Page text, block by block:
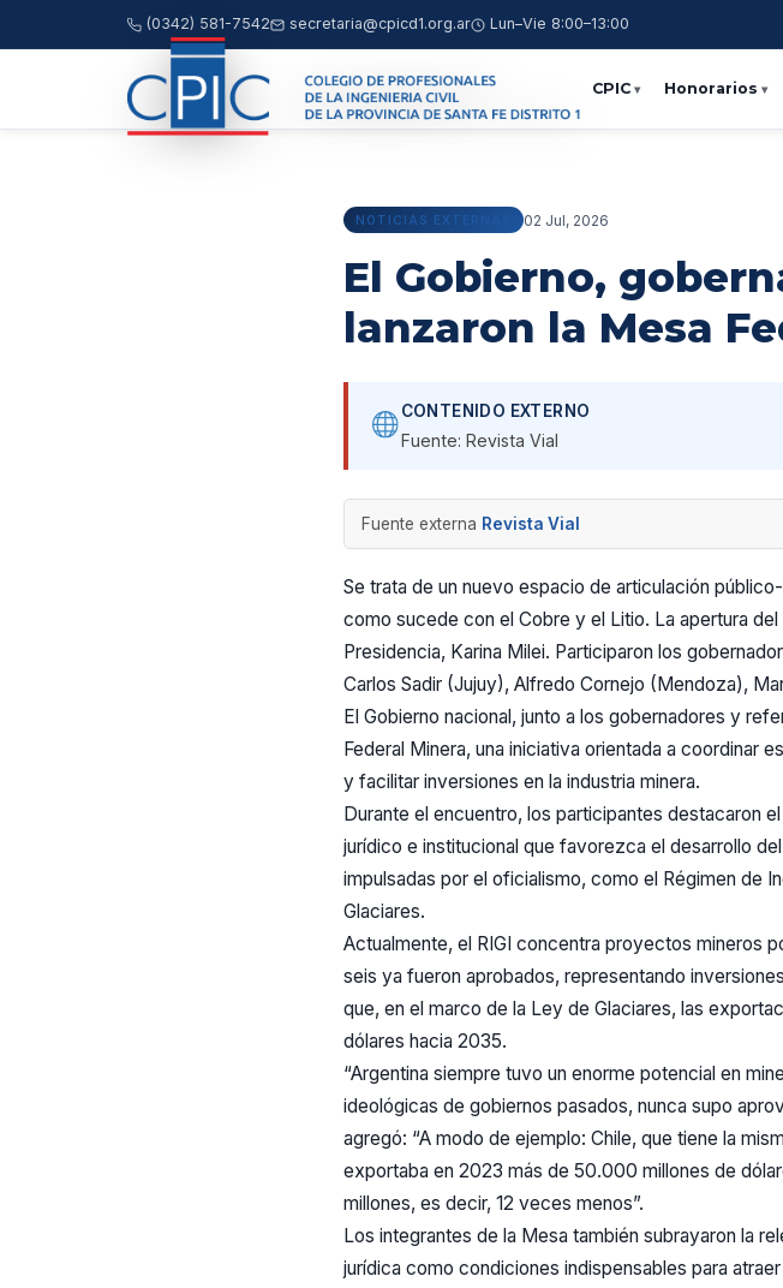
(0342) 581-7542 secretaria@cpicd1.org.ar Lun–Vie 8:00–13:00
CPIC Honorarios
NOTICIAS EXTERNAS 02 Jul, 2026
El Gobierno,
lanzaron la Mesa
CONTENIDO EXTERNO
Fuente: Revista Vial
Fuente externa Revista Vial
Se trata de un nuevo espacio de articulación
como sucede con el Cobre y el Litio. La apertura
Presidencia, Karina Milei. Participaron los
Carlos Sadir (Jujuy), Alfredo Cornejo (Mendoza),
El Gobierno nacional, junto a los gobernadores y
Federal Minera, una iniciativa orientada a
y facilitar inversiones en la industria minera.
Durante el encuentro, los participantes destacaron
jurídico e institucional que favorezca el desarrollo
impulsadas por el oficialismo, como el Régimen de
Glaciares.
Actualmente, el RIGI concentra proyectos mineros
seis ya fueron aprobados, representando
que, en el marco de la Ley de Glaciares, las
dólares hacia 2035.
“Argentina siempre tuvo un enorme potencial en
ideológicas de gobiernos pasados, nunca supo
agregó: “A modo de ejemplo: Chile, que tiene la
exportaba en 2023 más de 50.000 millones de
millones, es decir, 12 veces menos”.
Los integrantes de la Mesa también subrayaron la
jurídica como condiciones indispensables para